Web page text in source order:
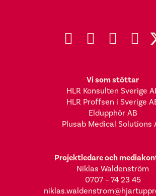
Vi som stöttar
HLR Konsulten Sverige
HLR Proffsen i Sverige
Eldupphör AB
Plusab Medical Solutions
Projektledare och
Niklas Waldenström
0707 – 74 23 45